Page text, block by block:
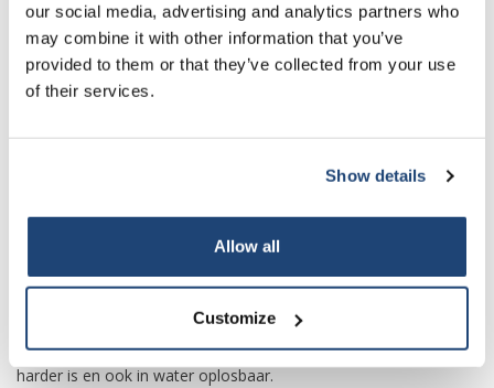
our social media, advertising and analytics partners who
may combine it with other information that you’ve
provided to them or that they’ve collected from your use
of their services.
Show details
Allow all
Customize
Het dominante gebruik van kaliumsulfaat is als meststof. K2SO4
bevat geen chloride, wat schadelijk kan zijn voor sommige
gewassen. Kaliumsulfaat heeft de voorkeur voor deze
gewassen, waaronder tabak en wat fruit en groenten. Gewassen
kaliumsulfaat nodig voor optimale groei als de grond chloride
Het ruwe zout wordt ook af en toe gebruikt bij de vervaardiging
van glas. Kaliumsulfaat wordt ook gebruikt als
vermindert snuitflits, flareback en blastoverdruk.
Het wordt soms gebruikt als een alternatief straalmiddel dat
vergelijkbaar is met frisdrank bij het sodastralen, omdat het
harder is en ook in water oplosbaar.